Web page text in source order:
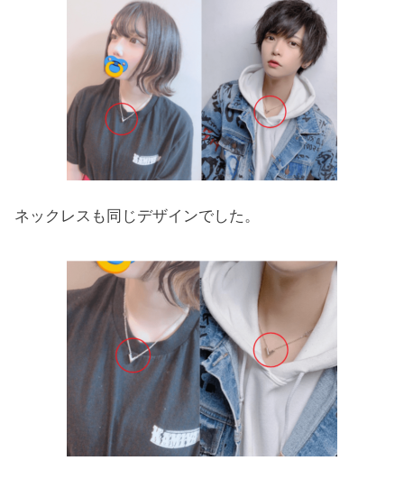
ネックレスも同じデザインでした。